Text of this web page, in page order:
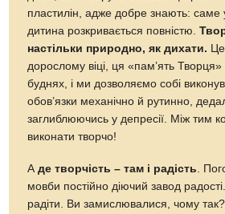
пластилін, адже добре знають: саме
дитина розкривається повністю.
настільки природно, як дихати.
дорослому віці, ця «пам’ять
буднях, і ми дозволяємо собі
обов’язки механічно й рутинно,
заглиблюючись у депресії. Між тим
виконати творчо!
Аде творчість – там і радість .
мовби постійно діючий завод
радіти. Ви замислювалися, чому так?